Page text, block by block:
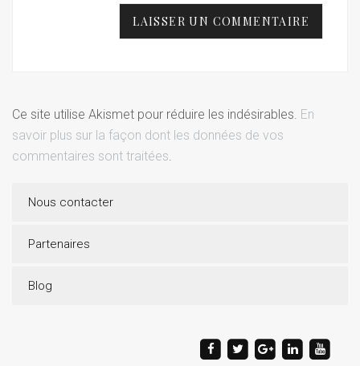
Ce site utilise Akismet pour réduire les indésirables. En
savoir plus sur la façon dont les données de vos
commentaires sont traitées.
Nous contacter
Partenaires
Blog